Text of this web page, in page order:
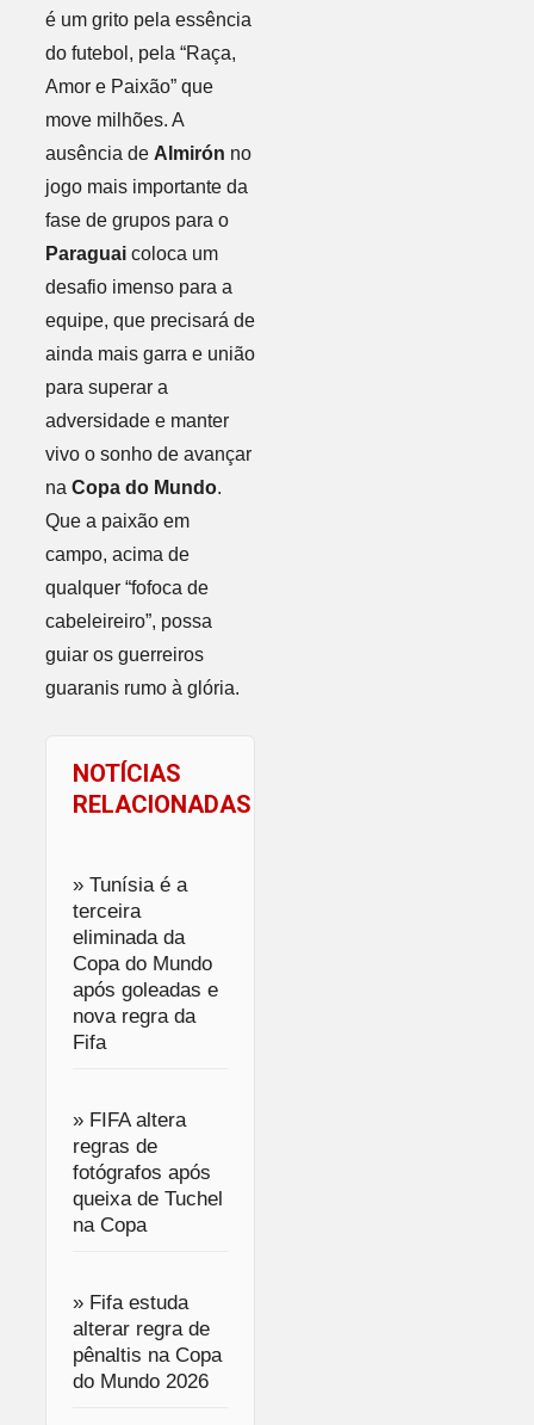
é um grito pela essência
do futebol, pela “Raça,
Amor e Paixão” que
move milhões. A
ausência de Almirón no
jogo mais importante da
fase de grupos para o
Paraguaicoloca um
desafio imenso para a
equipe, que precisará de
ainda mais garra e união
para superar a
adversidade e manter
vivo o sonho de avançar
na Copa do Mundo.
Que a paixão em
campo, acima de
qualquer “fofoca de
cabeleireiro”, possa
guiar os guerreiros
guaranis rumo à glória.
NOTÍCIAS
RELACIONADAS
» Tunísia é a
terceira
eliminada da
Copa do Mundo
após goleadas e
nova regra da
Fifa
» FIFA altera
regras de
fotógrafos após
queixa de Tuchel
na Copa
» Fifa estuda
alterar regra de
pênaltis na Copa
do Mundo 2026